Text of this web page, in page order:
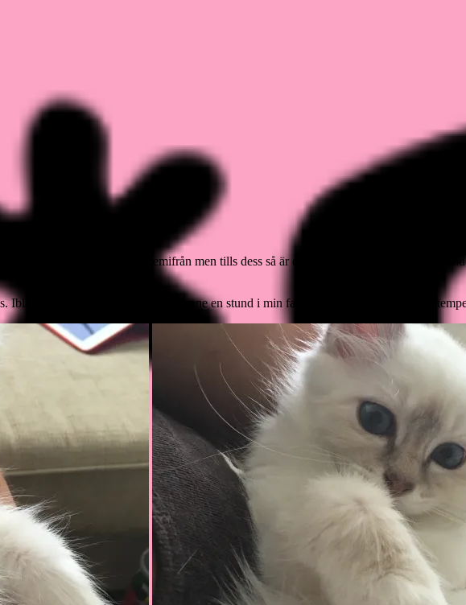
Imorgon flyttar hon hemifrån men tills dess så är det vi. Poppy tycker nog att
bara den.
Ibland får jag låna henne och ha henne en stund i min famn. Oj så söt hon är. Vilket